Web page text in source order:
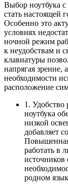
Выбор ноутбука с
стать настоящей
Особенно это
условиях
ночной режим
к неудобствам и
клавиатуры
напрягая зрение,
необходимости
расположение
1. Удобство
ноутбука
низкой
добавляет
работать в
источников
родном